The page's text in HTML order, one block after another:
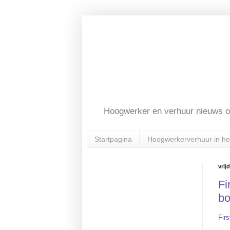
Hoogwerker en verhuur nieuws
Startpagina Hoogwerkerverhuur in